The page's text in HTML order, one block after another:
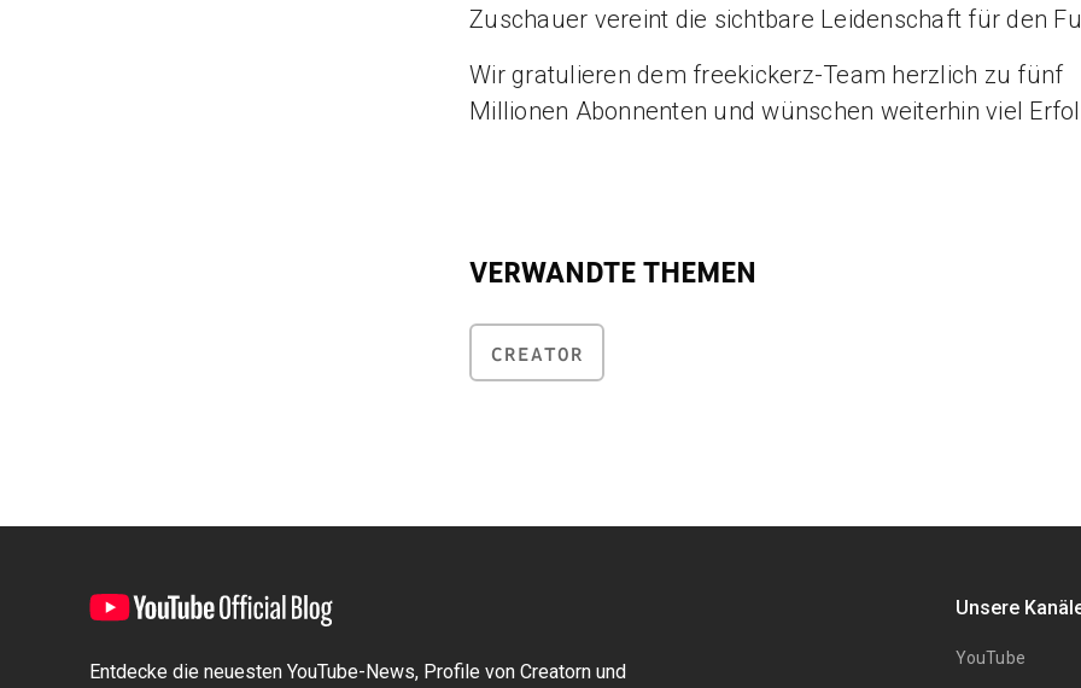
Zuschauer vereint die sichtbare Leidenschaft für den
Wir gratulieren dem freekickerz-Team herzlich zu fünf
Millionen Abonnenten und wünschen weiterhin viel
VERWANDTE THEMEN
CREATOR
Entdecke die neuesten YouTube-News, Profile von Creatorn und
Unsere
YouTube